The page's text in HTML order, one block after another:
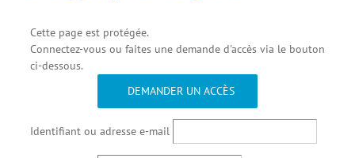
Cette page est protégée.
Connectez-vous ou faites une demande d'accès via le bouton
ci-dessous.
DEMANDER UN ACCÈS
Identifiant ou adresse e-mail